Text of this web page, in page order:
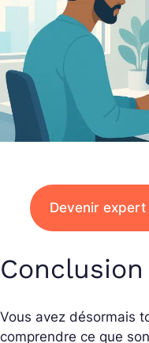
Devenir
Conclusion
Vous avez désormais
comprendre ce que